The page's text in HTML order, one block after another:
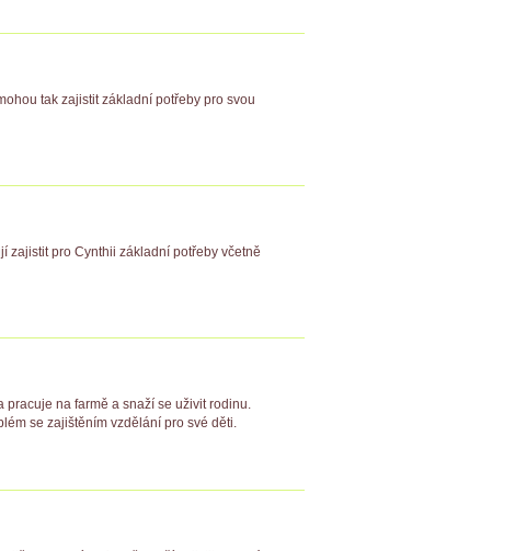
tak zajistit základní potřeby pro svou
zajistit pro Cynthii základní potřeby včetně
na farmě a snaží se uživit rodinu.
se zajištěním vzdělání pro své děti.